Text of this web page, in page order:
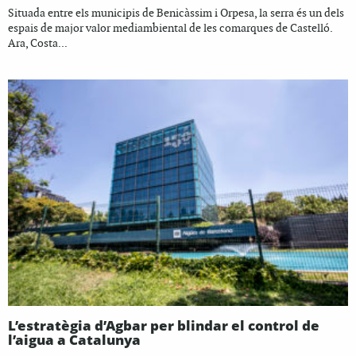
Situada entre els municipis de Benicàssim i Orpesa, la serra és un dels
espais de major valor mediambiental de les comarques de Castelló.
Ara, Costa...
L’estratègia d’Agbar per blindar el control de
l’aigua a Catalunya